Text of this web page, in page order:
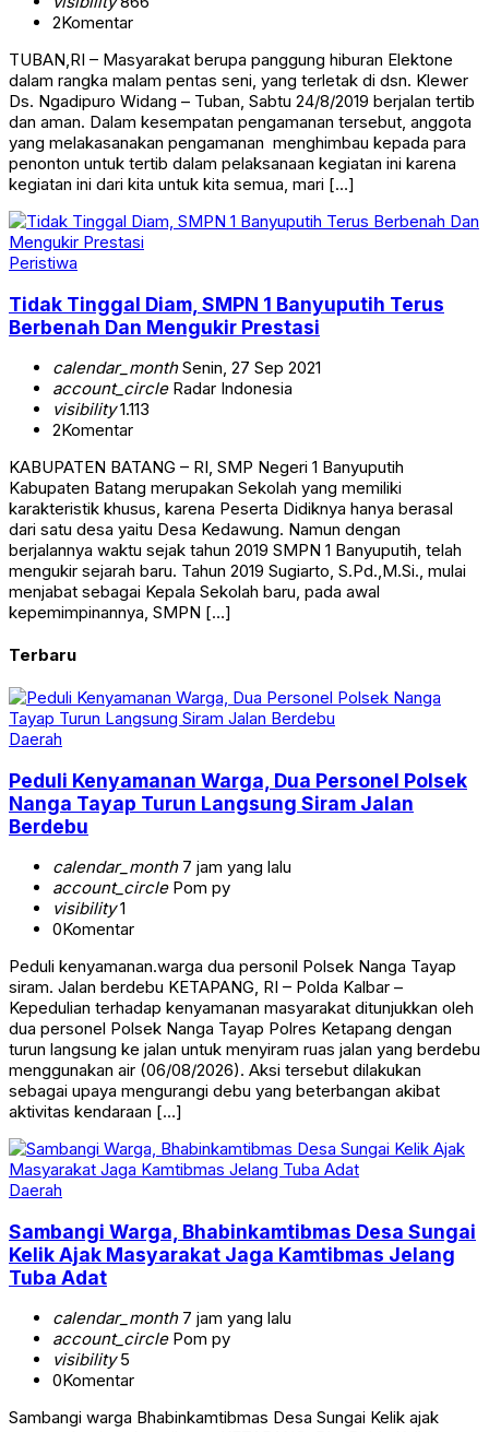
2Komentar
TUBAN,RI – Masyarakat berupa panggung hiburan Elektone
dalam rangka malam pentas seni, yang terletak di dsn. Klewer
Ds. Ngadipuro Widang – Tuban, Sabtu 24/8/2019 berjalan tertib
dan aman. Dalam kesempatan pengamanan tersebut, anggota
yang melakasanakan pengamanan menghimbau kepada para
penonton untuk tertib dalam pelaksanaan kegiatan ini karena
kegiatan ini dari kita untuk kita semua, mari […]
Peristiwa
Tidak Tinggal Diam, SMPN 1 Banyuputih Terus
Berbenah Dan Mengukir Prestasi
calendar_monthSenin, 27 Sep 2021
account_circleRadar Indonesia
visibility1.113
2Komentar
KABUPATEN BATANG – RI, SMP Negeri 1 Banyuputih
Kabupaten Batang merupakan Sekolah yang memiliki
karakteristik khusus, karena Peserta Didiknya hanya berasal
dari satu desa yaitu Desa Kedawung. Namun dengan
berjalannya waktu sejak tahun 2019 SMPN 1 Banyuputih, telah
mengukir sejarah baru. Tahun 2019 Sugiarto, S.Pd.,M.Si., mulai
menjabat sebagai Kepala Sekolah baru, pada awal
kepemimpinannya, SMPN […]
Terbaru
Daerah
Peduli Kenyamanan Warga, Dua Personel Polsek
Nanga Tayap Turun Langsung Siram Jalan
Berdebu
calendar_month7 jam yang lalu
account_circlePom py
visibility1
0Komentar
Peduli kenyamanan.warga dua personil Polsek Nanga Tayap
siram. Jalan berdebu KETAPANG, RI – Polda Kalbar –
Kepedulian terhadap kenyamanan masyarakat ditunjukkan oleh
dua personel Polsek Nanga Tayap Polres Ketapang dengan
turun langsung ke jalan untuk menyiram ruas jalan yang berdebu
menggunakan air (06/08/2026). Aksi tersebut dilakukan
sebagai upaya mengurangi debu yang beterbangan akibat
aktivitas kendaraan […]
Daerah
Sambangi Warga, Bhabinkamtibmas Desa Sungai
Kelik Ajak Masyarakat Jaga Kamtibmas Jelang
Tuba Adat
calendar_month7 jam yang lalu
account_circlePom py
visibility5
0Komentar
Sambangi warga Bhabinkamtibmas Desa Sungai Kelik ajak